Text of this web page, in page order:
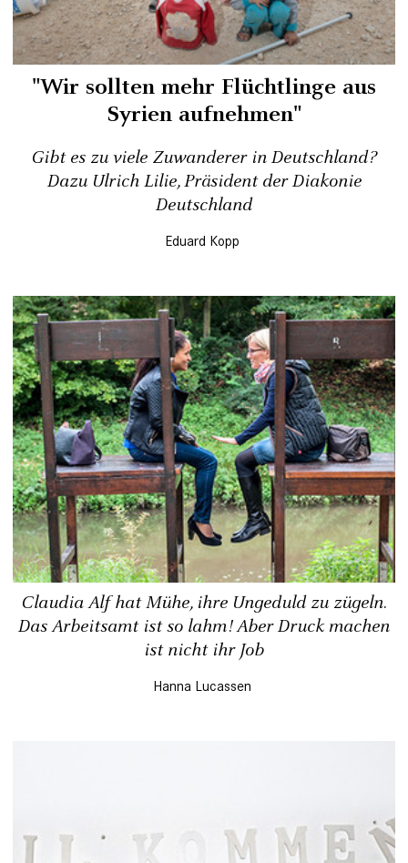
"Wir sollten mehr Flüchtlinge aus
Syrien aufnehmen"
Gibt es zu viele Zuwanderer in Deutschland?
Dazu Ulrich Lilie, Präsident der Diakonie
Deutschland
Eduard Kopp
Claudia Alf hat Mühe, ihre Ungeduld zu zügeln.
Das Arbeitsamt ist so lahm! Aber Druck machen
ist nicht ihr Job
Hanna Lucassen